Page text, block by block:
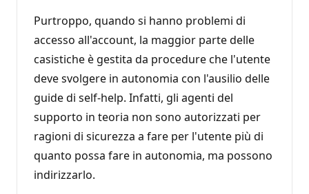
Purtroppo, quando si hanno problemi di
accesso all'account, la maggior parte delle
casistiche è gestita da procedure che l'utente
deve svolgere in autonomia con l'ausilio delle
guide di self-help. Infatti, gli agenti del
supporto in teoria non sono autorizzati per
ragioni di sicurezza a fare per l'utente più di
quanto possa fare in autonomia, ma possono
indirizzarlo.